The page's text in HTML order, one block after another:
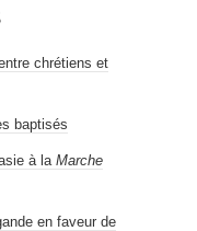
chrétiens et
baptisés
à laMarche
en faveur de